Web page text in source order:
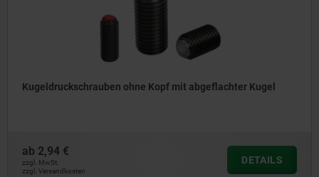
Kugeldruckschrauben ohne Kopf mit abgeflachter Kugel
ab 2,94 €
zzgl. MwSt.
zzgl. Versandkosten
DETAILS